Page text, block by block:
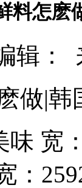
料怎麽
辑
做|
宽
：